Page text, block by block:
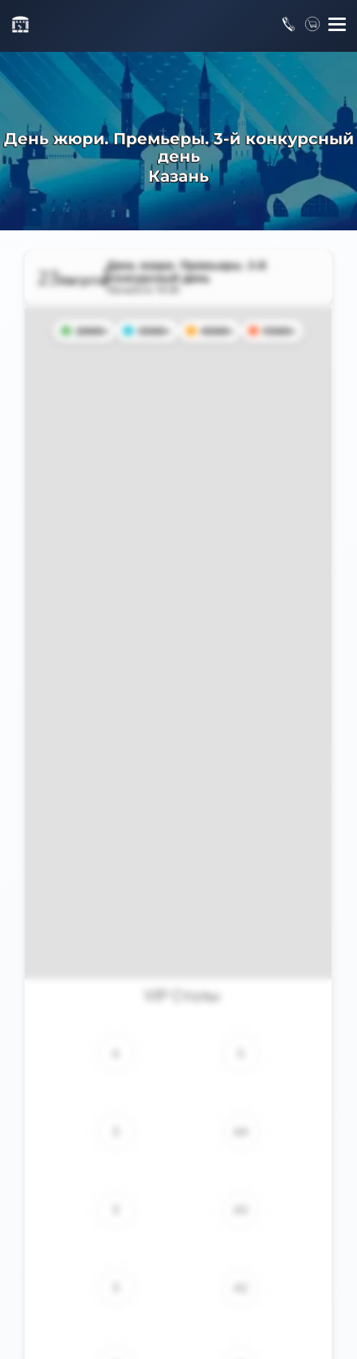
День жюри. Премьеры. 3-й конкурсный
день
Казань
23Августа
День жюри. Премьеры. 3-й
конкурсный день
Начало в
20000+ 35000+ 45000+ 55000+